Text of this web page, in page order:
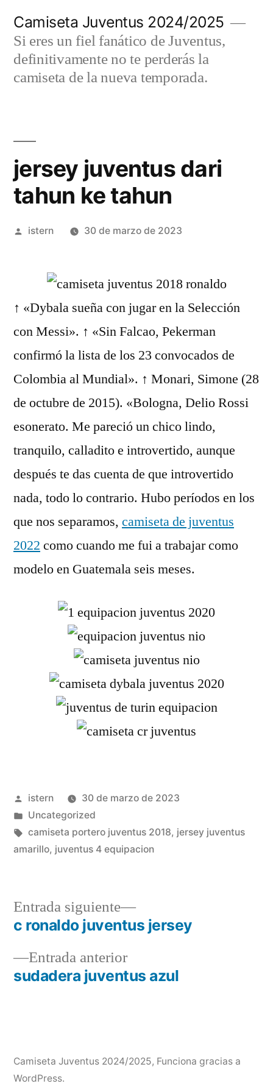
contenido
Camiseta Juventus 2024/2025
Si eres un fiel fanático de Juventus,
definitivamente no te perderás la
camiseta de la nueva temporada.
jersey juventus dari
tahun ke tahun
Publicado
istern 30 de marzo de 2023
↑ «Dybala sueña con jugar en la Selección
con Messi». ↑ «Sin Falcao, Pekerman
confirmó la lista de los 23 convocados de
Colombia al Mundial». ↑ Monari, Simone (28
de octubre de 2015). «Bologna, Delio Rossi
esonerato. Me pareció un chico lindo,
tranquilo, calladito e introvertido, aunque
después te das cuenta de que introvertido
nada, todo lo contrario. Hubo períodos en los
que nos separamos, camiseta de juventus
2022 como cuando me fui a trabajar como
modelo en Guatemala seis meses.
Publicado
por
istern
30 de marzo de 2023
Publicado
en
Uncategorized
Etiquetas:
camiseta portero juventus 2018, jersey juventus
amarillo, juventus 4 equipacion
Navegación
de
entradas
Entrada anteriorEntrada
anterior:
sudadera juventus azul
Entrada siguiente
Entrada
siguiente:
c ronaldo juventus jersey
Camiseta Juventus 2024/2025, Funciona gracias a
WordPress.